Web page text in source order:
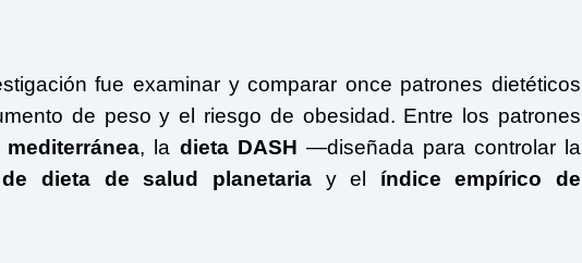
fue examinar y comparar once patrones dietéticos
de peso y el riesgo de obesidad. Entre los patrones
mediterránea, la dieta DASH —diseñada para controlar la
dieta de salud planetariay el índice empírico de